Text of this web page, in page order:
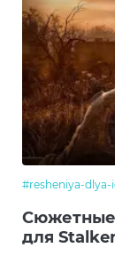
#resheniya-dlya-
Сюжетные
для